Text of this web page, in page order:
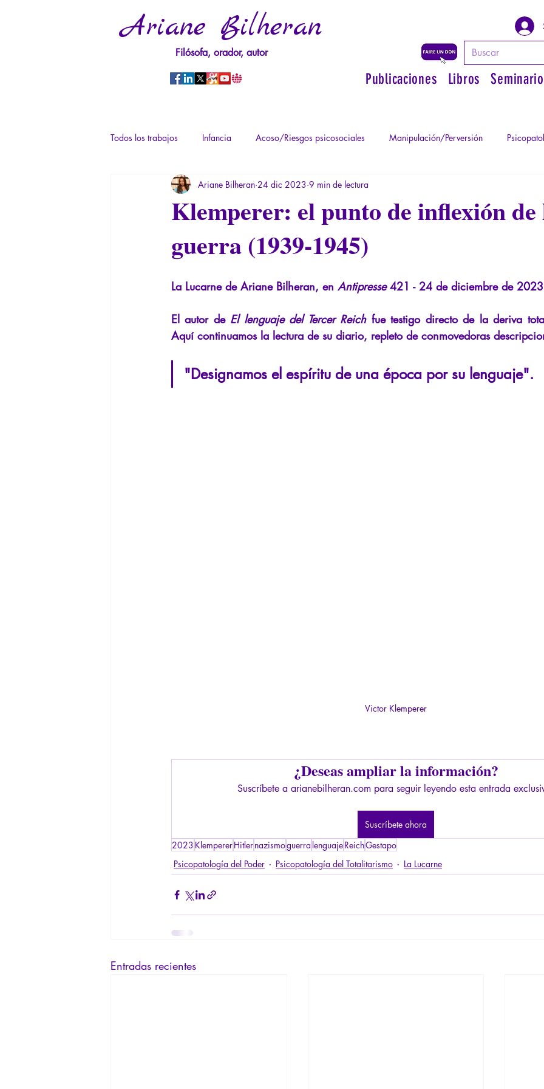
Ariane Bilheran
Filósofa, orador, autor
Publicaciones Libros
Todos los trabajos Infancia Acoso/Riesgos psicosociales Manipulación/Perversión
Psicopatología del Poder Traumatismo Psicopatología de la Autoridad
Derechos sexuales/Educación sexual Psicopatología del Totalitarismo
Filosofando por los mitos griegos La Licorne La Lucarne Artículos Entrevistas
Conferencias Inteligencia artificial
Klemperer: el punto de inflexión de
guerra (1939-1945)
Ariane Bilheran 24 dic 2023 9 min de lectura
La Lucarne de Ariane Bilheran, en Antipresse 421 - 24 de diciembre de
El autor de El lenguaje del Tercer Reich fue testigo directo de la deriva
Aquí continuamos la lectura de su diario, repleto de conmovedoras
"Designamos el espíritu de una época por su lenguaje".
Victor Klemperer
¿Deseas ampliar la información?
Suscríbete a arianebilheran.com para seguir leyendo esta entrada
Suscríbete ahora
2023 KlempererHitlernazismoguerra lenguajeReichGestapo
Psicopatología del Poder
Psicopatología del Totalitarismo La Lucarne
Entradas recientes